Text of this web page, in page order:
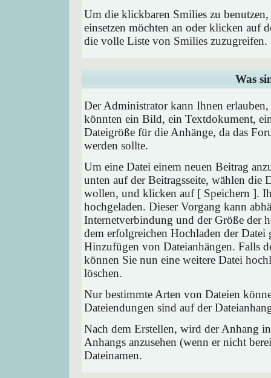
Um die klickbaren Smilies zu
einsetzen möchten an oder klicken auf
die volle Liste von Smilies zuzugreifen.
Was
Der Administrator kann Ihnen
könnten ein Bild, ein Textdokument,
Dateigröße für die Anhänge, da das
werden sollte.
Um eine Datei einem neuen Beitrag
unten auf der Beitragsseite, wählen
wollen, und klicken auf [ Speichern ].
hochgeladen. Dieser Vorgang kann
Internetverbindung und der Größe der
dem erfolgreichen Hochladen der
Hinzufügen von Dateianhängen. Falls
können Sie nun eine weitere Datei
löschen.
Nur bestimmte Arten von Dateien
Dateiendungen sind auf der
Nach dem Erstellen, wird der Anhang
Anhangs anzusehen (wenn er nicht
Dateinamen.